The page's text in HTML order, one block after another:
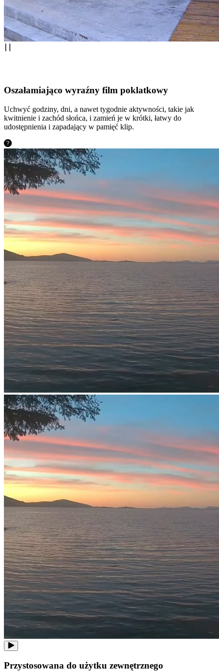
Oszałamiająco wyraźny film poklatkowy
Uchwyć godziny, dni, a nawet tygodnie aktywności, takie jak
kwitnienie i zachód słońca, i zamień je w krótki, łatwy do
udostępnienia i zapadający w pamięć klip.
Przystosowana do użytku zewnętrznego